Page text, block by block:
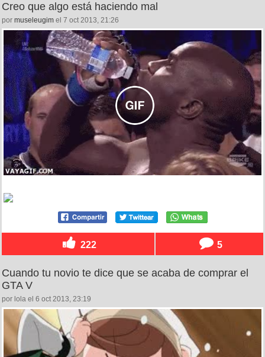
Creo que algo está haciendo mal
por museleugim el 7 oct 2013, 21:26
222 5
Cuando tu novio te dice que se acaba de comprar el
GTA V
por lola el 6 oct 2013, 23:19